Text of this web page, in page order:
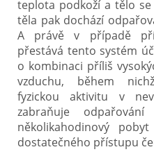
O spoločnosti
Kontakt
teplota podkoží a tělo
těla pak dochází
A právě v případě
přestává tento systém
o kombinaci příliš
vzduchu, během
fyzickou aktivitu v
zabraňuje
několikahodinový
dostatečného přístupu